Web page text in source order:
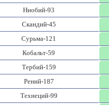
Ниобий-93
Скандий-45
Сурьма-121
Кобальт-59
Тербий-159
Рений-187
Технеций-99